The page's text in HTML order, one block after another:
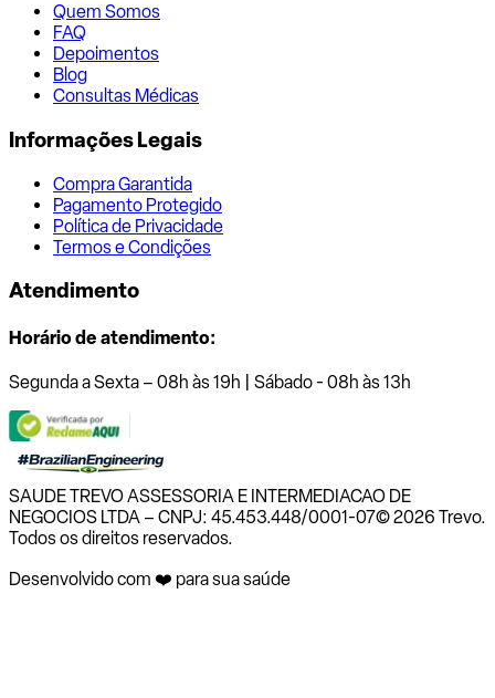
Quem Somos
FAQ
Depoimentos
Blog
Consultas Médicas
Informações Legais
Compra Garantida
Pagamento Protegido
Política de Privacidade
Termos e Condições
Atendimento
Horário de atendimento:
Segunda a Sexta – 08h às 19h | Sábado - 08h às 13h
SAUDE TREVO ASSESSORIA E INTERMEDIACAO DE
NEGOCIOS LTDA – CNPJ: 45.453.448/0001-07© 2026 Trevo.
Todos os direitos reservados.
Desenvolvido com ❤️ para sua saúde